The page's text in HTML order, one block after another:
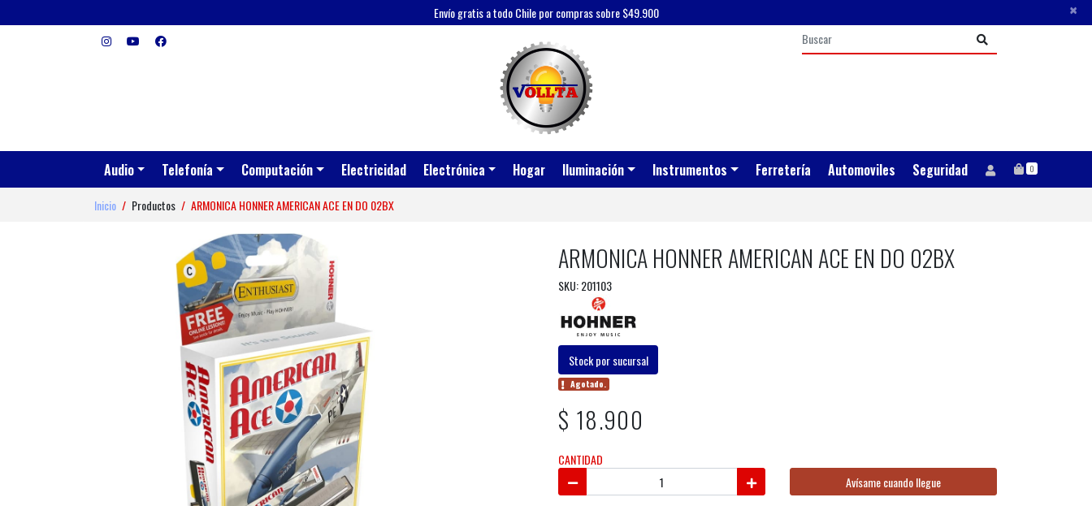
Envío gratis a todo Chile por compras sobre $49.900 ×
Audio Telefonía Computación Electricidad Electrónica Hogar Iluminación Instrumentos Ferretería Automoviles Seguridad 0
Inicio Productos ARMONICA HONNER AMERICAN ACE EN DO 02BX
ARMONICA HONNER AMERICAN ACE EN DO 02BX
SKU: 201103
Stock por sucursal
Agotado.
$ 18.900
CANTIDAD
Avísame cuando llegue